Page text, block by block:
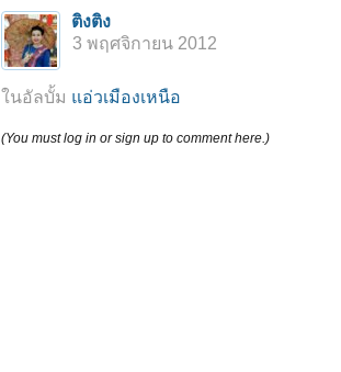
ติดต่อเรา ช่วยเหลือ
ติงติง
3 พฤศจิกายน 2012
ในอัลบั้ม แอ่วเมืองเหนือ
(You must log in or sign up to comment here.)